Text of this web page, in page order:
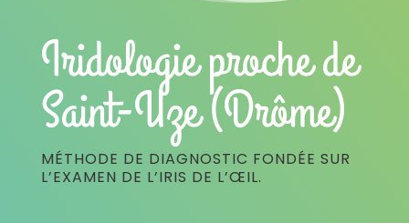
Iridologie proche de
Saint-Uze (Drôme)
MÉTHODE DE DIAGNOSTIC FONDÉE SUR
L’EXAMEN DE L’IRIS DE L’ŒIL.